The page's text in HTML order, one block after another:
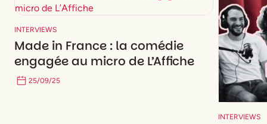
INTERVIEWS
Made in France : la comédie
engagée au micro de L’Affiche
25/09/25
INTERVIEWS